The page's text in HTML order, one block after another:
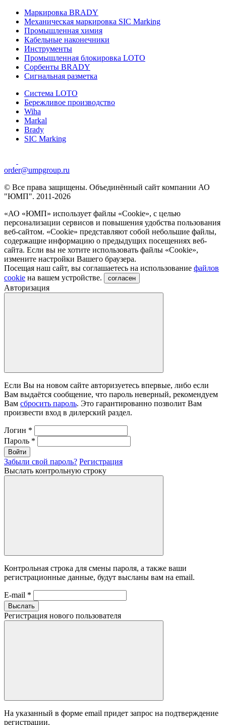
Маркировка BRADY
Механическая маркировка SIC Marking
Промышленная химия
Кабельные наконечники
Инструменты
Промышленная блокировка LOTO
Сорбенты BRADY
Сигнальная разметка
Система LOTO
Бережливое производство
Wiha
Markal
Brady
SIC Marking
order@umpgroup.ru
© Все права защищены. Объединённый сайт компании АО
"ЮМП". 2011-2026
«АО «ЮМП» использует файлы «Сookie», с целью
персонализации сервисов и повышения удобства пользования
веб-сайтом. «Cookie» представляют собой небольшие файлы,
содержащие информацию о предыдущих посещениях веб-
сайта. Если вы не хотите использовать файлы «Сookie»,
измените настройки Вашего браузера.
Посещая наш сайт, вы соглашаетесь на использование файлов
cookie на вашем устройстве. согласен
Авторизация
Если Вы на новом сайте авторизуетесь впервые, либо если
Вам выдаётся сообщение, что пароль неверный, рекомендуем
Вам сбросить пароль. Это гарантированно позволит Вам
произвести вход в дилерский раздел.
Логин *
Пароль *
Войти
Забыли свой пароль? Регистрация
Выслать контрольную строку
Контрольная строка для смены пароля, а также ваши
регистрационные данные, будут высланы вам на email.
E-mail *
Выслать
Регистрация нового пользователя
На указанный в форме email придет запрос на подтверждение
регистрации.